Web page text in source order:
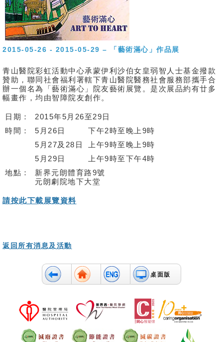
們
聯
絡
我
免
責
聲
明
無
聲
明
職
2015-05-26 - 2015-05-29 – 「藝術滿心」作品展
青山醫院彩虹活動中心承蒙伊利沙伯女皇弱智人士基金撥款
贊助，聯同社會福利署轄下青山醫院醫務社會服務部攜手合
辦一個名為「藝術滿心」院友藝術展覽。是次展品約有廿多
幅畫作，均由智障院友創作。
日期：
2015年5月26至29日
時間：
5月26日
下午2時至晚上9時
5月27及28日
上午9時至晚上9時
5月29日
上午9時至下午4時
地點：
新界元朗體育路9號
元朗劇院地下大堂
請按此下載展覽資料
返回所有消息及活動
桌面版